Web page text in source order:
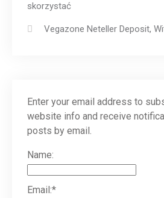
skorzystać
Vegazone Neteller Deposit,
Enter your email address to
website info and receive
posts by email.
Name:
Email:*